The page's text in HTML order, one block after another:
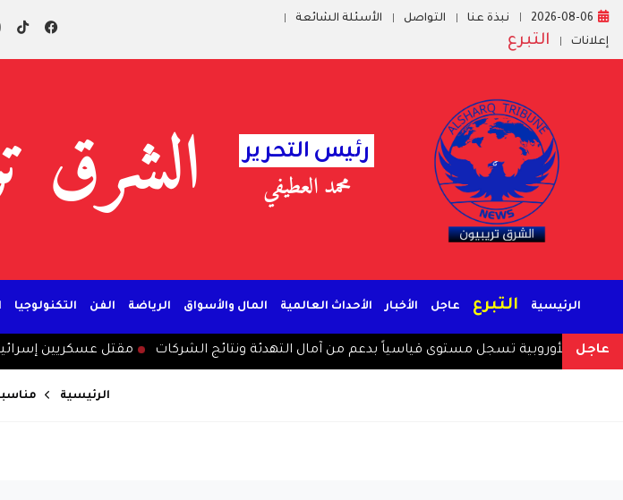
نبذة عنا التواصل
الأسئلة الشائعة
إعلانات
التبرع
رئيس التحرير
محمد العطيفي الشرق
الرئيسية التبرع عاجل الأخبار الأحداث العالمية المال والأسواق الرياضة الفن التكنولوجيا
عاجلالأوروبية تسجل مستوى قياسياً بدعم من آمال التهدئة ونتائج الشركات مقتل عسكريين إسرائيليين اثنين
الرئيسية